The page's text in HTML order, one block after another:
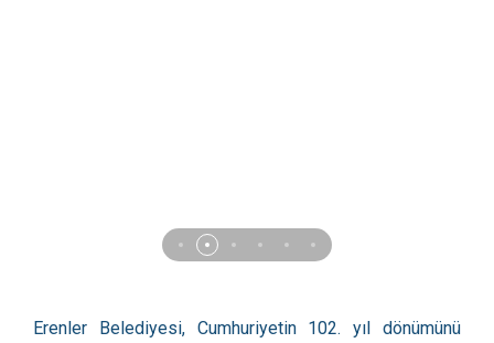
Erenler Belediyesi, Cumhuriyetin 102. yıl dönümünü